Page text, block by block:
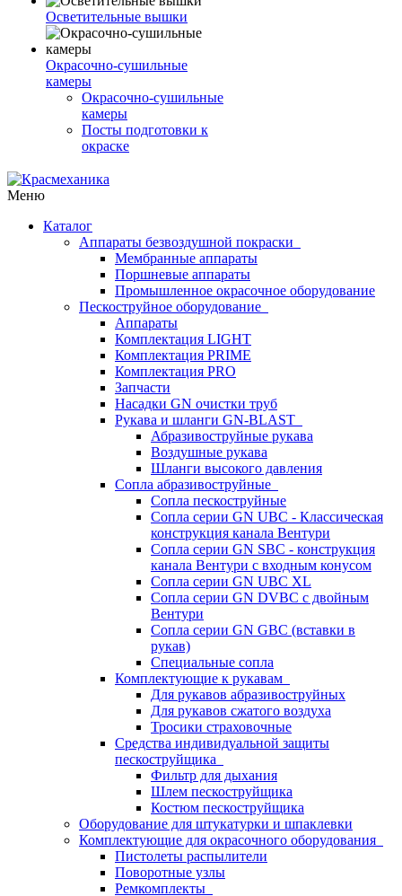
Осветительные вышки
Окрасочно-сушильные
камеры
Окрасочно-сушильные
камеры
Посты подготовки к
окраске
Меню
Каталог
Аппараты безвоздушной покраски
Мембранные аппараты
Поршневые аппараты
Промышленное окрасочное оборудование
Пескоструйное оборудование
Аппараты
Комплектация LIGHT
Комплектация PRIME
Комплектация PRO
Запчасти
Насадки GN очистки труб
Рукава и шланги GN-BLAST
Абразивоструйные рукава
Воздушные рукава
Шланги высокого давления
Сопла абразивоструйные
Сопла пескоструйные
Сопла серии GN UBC - Классическая
конструкция канала Вентури
Сопла серии GN SBC - конструкция
канала Вентури c входным конусом
Сопла серии GN UBC XL
Сопла серии GN DVBC с двойным
Вентури
Сопла серии GN GBC (вставки в
рукав)
Специальные сопла
Комплектующие к рукавам
Для рукавов абразивоструйных
Для рукавов сжатого воздуха
Тросики страховочные
Средства индивидуальной защиты
пескоструйщика
Фильтр для дыхания
Шлем пескоструйщика
Костюм пескоструйщика
Оборудование для штукатурки и шпаклевки
Комплектующие для окрасочного оборудования
Пистолеты распылители
Поворотные узлы
Ремкомплекты